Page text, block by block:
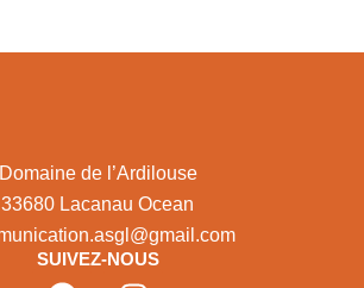
Domaine de l’Ardilouse
33680 Lacanau Ocean
SUIVEZ-NOUS